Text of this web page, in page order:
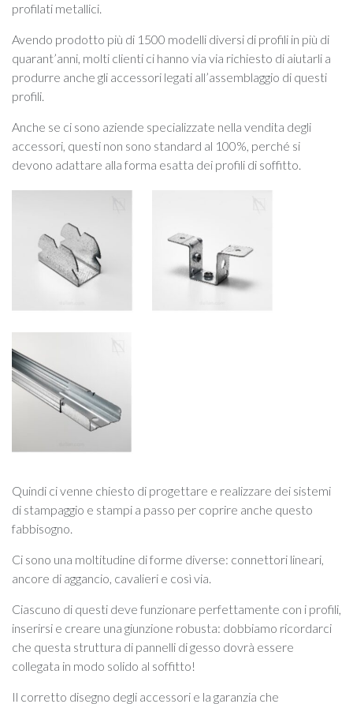
profilati metallici.
Avendo prodotto più di 1500 modelli diversi di profili in più di
quarant’anni, molti clienti ci hanno via via richiesto di aiutarli a
produrre anche gli accessori legati all’assemblaggio di questi
profili.
Anche se ci sono aziende specializzate nella vendita degli
accessori, questi non sono standard al 100%, perché si
devono adattare alla forma esatta dei profili di soffitto.
Quindi ci venne chiesto di progettare e realizzare dei sistemi
di stampaggio e stampi a passo per coprire anche questo
fabbisogno.
Ci sono una moltitudine di forme diverse: connettori lineari,
ancore di aggancio, cavalieri e così via.
Ciascuno di questi deve funzionare perfettamente con i profili,
inserirsi e creare una giunzione robusta: dobbiamo ricordarci
che questa struttura di pannelli di gesso dovrà essere
collegata in modo solido al soffitto!
Il corretto disegno degli accessori e la garanzia che